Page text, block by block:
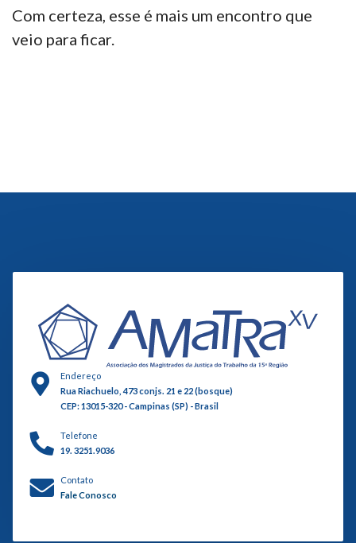
Com certeza, esse é mais um encontro que
veio para ficar.
Endereço
Rua Riachuelo, 473 conjs. 21 e 22 (bosque)
CEP: 13015-320 - Campinas (SP) - Brasil
Telefone
19. 3251.9036
Contato
Fale Conosco